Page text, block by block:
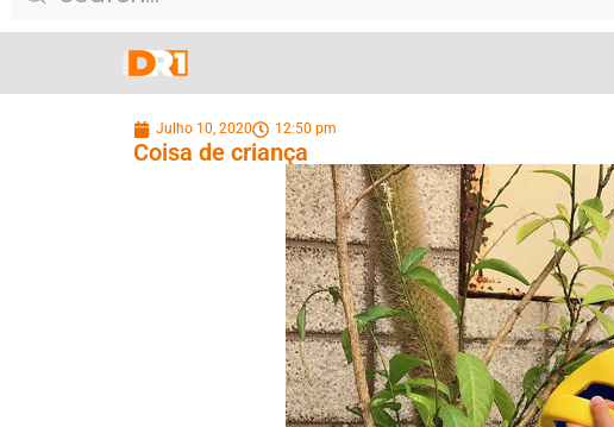
Julho 10, 2020 12:50 pm
Coisa de criança